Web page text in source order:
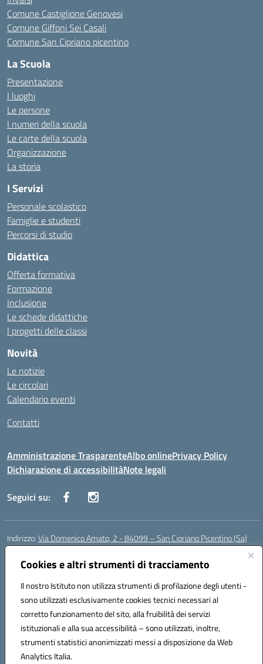
Cookies e altri strumenti di tracciamento
Il nostro Istituto non utilizza strumenti di profilazione degli utenti -
sono utilizzati esclusivamente cookies tecnici necessari al
corretto funzionamento del sito, alla fruibilità dei servizi
istituzionali e alla sua accessibilità – sono utilizzati, inoltre,
strumenti statistici anonimizzati messi a disposizione da Web
Analytics Italia.
Comune Castiglione Genovesi
Comune Giffoni Sei Casali
Comune San Cipriano picentino
La Scuola
Presentazione
I luoghi
Le persone
I numeri della scuola
Le carte della scuola
Organizzazione
La storia
I Servizi
Personale scolastico
Famiglie e studenti
Percorsi di studio
Didattica
Offerta formativa
Formazione
Inclusione
Le schede didattiche
I progetti delle classi
Novità
Le notizie
Le circolari
Calendario eventi
Contatti
Amministrazione TrasparenteAlbo onlinePrivacy Policy
Dichiarazione di accessibilitàNote legali
Seguici su:
Indirizzo:Via Domenico Amato, 2 - 84099 – San Cipriano Picentino (Sa)
Centralino:
Posta elettronica certificata (PEC):saic87700c@pec.istruzione.it
Codice fiscale: 95075020651
Codice meccanografico:SAIC87700C
Codice Indice delle Pubbliche Amministrazioni (IPA): istsc_saic87700c
Codice unico di fatturazione (CUF): UFBWH2